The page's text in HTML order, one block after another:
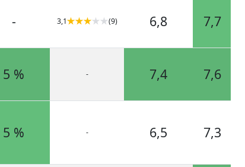
- 3,1 (9) 6,8 7,7
5 % - 7,4 7,6
5 % - 6,5 7,3